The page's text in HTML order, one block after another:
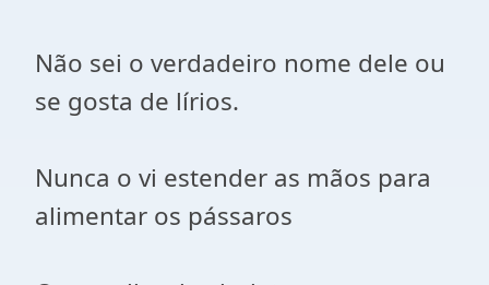
Não sei o verdadeiro nome dele ou
se gosta de lírios.
Nunca o vi estender as mãos para
alimentar os pássaros